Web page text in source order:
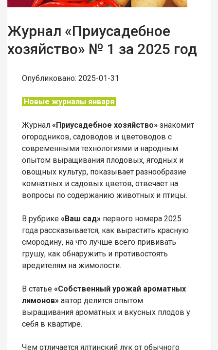
Журнал «Приусадебное
хозяйство» № 1 за 2025 год
Опубликовано: 2025-01-31
Новые журналы января
Журнал «Приусадебное хозяйство» знакомит
огородников, садоводов и цветоводов с
современными технологиями и народным
опытом выращивания плодовых, ягодных и
овощных культур, показывает разнообразие
комнатных и садовых цветов, отвечает на
вопросы по содержанию животных и птицы.
В рубрике «Ваш сад» первого номера 2025
года рассказывается, как вырастить красную
смородину, на что лучше всего прививать
грушу, как обнаружить и противостоять
вредителям на жимолости.
В статье «Собственный урожай ароматных
лимонов» автор делится опытом
выращивания ароматных и вкусных плодов у
себя в квартире.
Чем отличается ялтинский лук от обычного